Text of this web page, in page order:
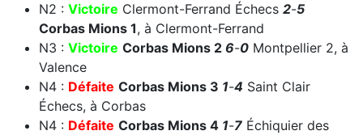
N2 : Victoire Clermont-Ferrand Échecs 2-5
Corbas Mions 1, à Clermont-Ferrand
N3 : Victoire Corbas Mions 2 6-0 Montpellier 2, à
Valence
N4 : Défaite Corbas Mions 3 1-4 Saint Clair
Échecs, à Corbas
N4 : Défaite Corbas Mions 4 1-7 Échiquier des